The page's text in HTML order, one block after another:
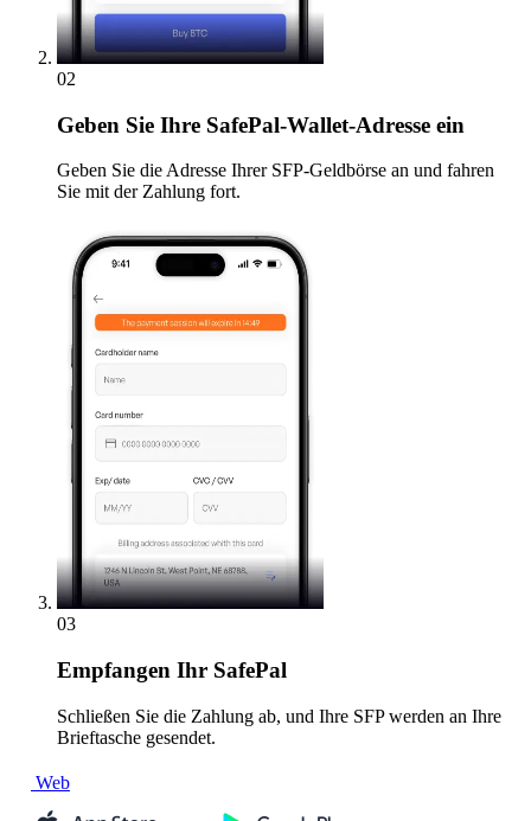
02
Geben Sie Ihre SafePal-Wallet-Adresse ein
Geben Sie die Adresse Ihrer SFP-Geldbörse an und fahren
Sie mit der Zahlung fort.
03
Empfangen Ihr SafePal
Schließen Sie die Zahlung ab, und Ihre SFP werden an Ihre
Brieftasche gesendet.
Web